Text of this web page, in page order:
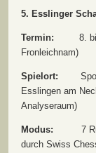
5. Esslinger
Termin: 8.
Fronleichnam)
Spielort:
Esslingen am
Analyseraum)
Modus: 7
durch Swiss